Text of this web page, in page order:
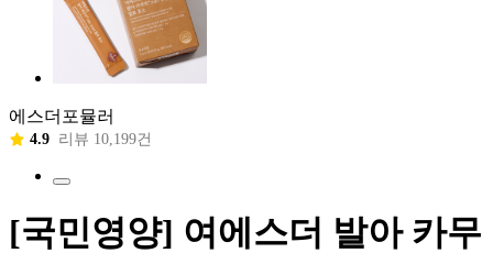
에스더포뮬러
4.9 리뷰 10,199건
[국민영양] 여에스더 발아 카무